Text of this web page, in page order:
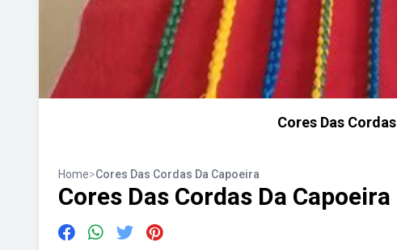
Cores Das
Home>Cores Das Cordas Da Capoeira
Cores Das Cordas Da Capoeira